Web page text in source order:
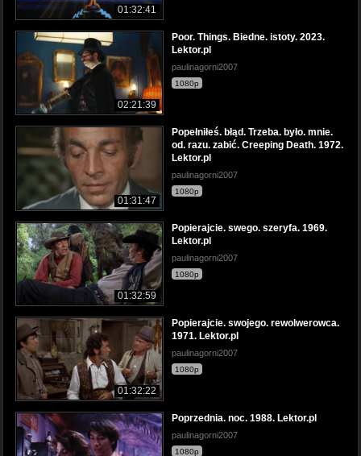
01:32:41
02:21:39
Poor. Things. Biedne. istoty. 2023.
Lektor.pl
paulinagorni2007
1080p
01:31:47
Popełniłeś. błąd. Trzeba. było. mnie.
od. razu. zabić. Creeping Death. 1972.
Lektor.pl
paulinagorni2007
1080p
01:32:59
Popierajcie. swego. szeryfa. 1969.
Lektor.pl
paulinagorni2007
1080p
01:32:22
Popierajcie. swojego. rewolwerowca.
1971. Lektor.pl
paulinagorni2007
1080p
Poprzednia. noc. 1988. Lektor.pl
paulinagorni2007
1080p